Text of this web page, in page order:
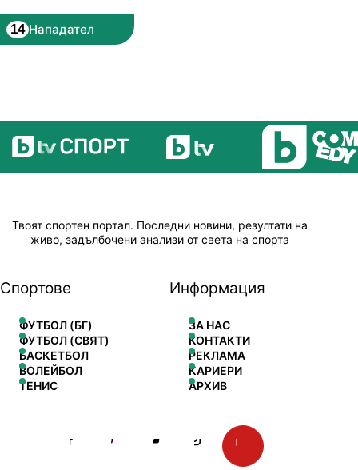
14 Нападател
Твоят спортен портал. Последни новини, резултати на
живо, задълбочени анализи от света на спорта
Спортове
ФУТБОЛ (БГ)
ФУТБОЛ (СВЯТ)
БАСКЕТБОЛ
ВОЛЕЙБОЛ
ТЕНИС
Информация
ЗА НАС
КОНТАКТИ
РЕКЛАМА
КАРИЕРИ
АРХИВ